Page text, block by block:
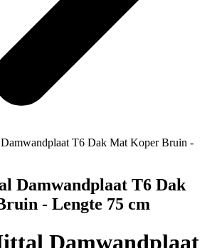
T6 Dak Mat Koper Bruin -
Damwandplaat T6 Dak
- Lengte 75 cm
Damwandplaat